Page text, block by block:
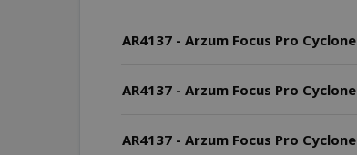
AR4137 - Arzum Focus Pro
AR4137 - Arzum Focus Pro
AR4137 - Arzum Focus Pro